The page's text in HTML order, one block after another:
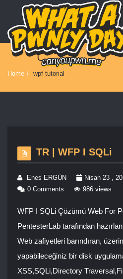
Home / wpf tutorial
TR | WFP I SQLi
Enes ERGÜN Nisan 23 ,
0 Comments
986 views
WFP I SQLi Çözümü Web For
PentesterLab tarafından
Web zafiyetleri barındıran,
yapabileceğiniz bir disk
XSS,SQLi,Directory